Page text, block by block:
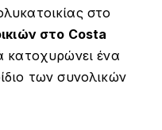
στο
στο Costa
κατοχυρώνει ένα
των συνολικών